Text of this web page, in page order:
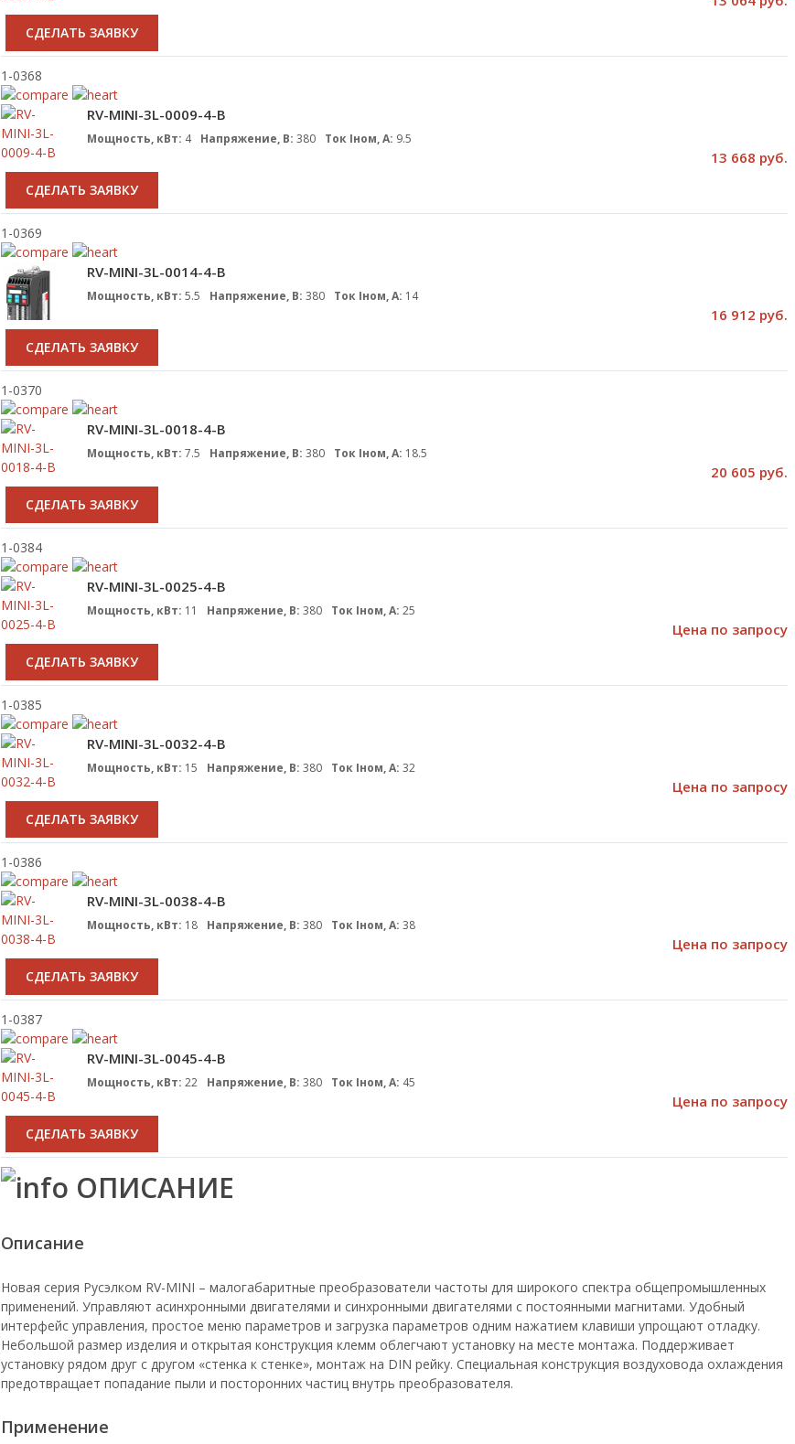
CДЕЛАТЬ ЗАЯВКУ
1-0368
RV-MINI-3L-0009-4-B
Мощность, кВт: 4 Напряжение, В: 380 Ток Iном, А: 9.5
13 668 руб.
CДЕЛАТЬ ЗАЯВКУ
1-0369
RV-MINI-3L-0014-4-B
Мощность, кВт: 5.5 Напряжение, В: 380 Ток Iном, А: 14
16 912 руб.
CДЕЛАТЬ ЗАЯВКУ
1-0370
RV-MINI-3L-0018-4-B
Мощность, кВт: 7.5 Напряжение, В: 380 Ток Iном, А: 18.5
20 605 руб.
CДЕЛАТЬ ЗАЯВКУ
1-0384
RV-MINI-3L-0025-4-B
Мощность, кВт: 11 Напряжение, В: 380 Ток Iном, А: 25
Цена по запросу
CДЕЛАТЬ ЗАЯВКУ
1-0385
RV-MINI-3L-0032-4-B
Мощность, кВт: 15 Напряжение, В: 380 Ток Iном, А: 32
Цена по запросу
CДЕЛАТЬ ЗАЯВКУ
1-0386
RV-MINI-3L-0038-4-B
Мощность, кВт: 18 Напряжение, В: 380 Ток Iном, А: 38
Цена по запросу
CДЕЛАТЬ ЗАЯВКУ
1-0387
RV-MINI-3L-0045-4-B
Мощность, кВт: 22 Напряжение, В: 380 Ток Iном, А: 45
Цена по запросу
CДЕЛАТЬ ЗАЯВКУ
ОПИСАНИЕ
Описание
Новая серия Русэлком RV-MINI – малогабаритные преобразователи частоты для широкого спектра общепромышленных
применений. Управляют асинхронными двигателями и синхронными двигателями с постоянными магнитами. Удобный
интерфейс управления, простое меню параметров и загрузка параметров одним нажатием клавиши упрощают отладку.
Небольшой размер изделия и открытая конструкция клемм облегчают установку на месте монтажа. Поддерживает
установку рядом друг с другом «стенка к стенке», монтаж на DIN рейку. Специальная конструкция воздуховода охлаждения
предотвращает попадание пыли и посторонних частиц внутрь преобразователя.
Применение